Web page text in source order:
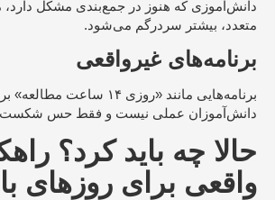
دانش‌آموزی که هنوز در جمع‌بندی مشکل دارد،
متعدد، بیشتر سردرگم می‌شود.
برنامه‌های غیرواقعی
برنامه‌هایی مانند «روزی ۱۴ ساعت
دانش‌آموزان عملی نیست و فقط حس شکست
حالا چه باید کرد؟
واقعی برای روزهای